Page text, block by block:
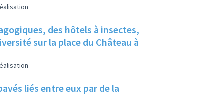
des hôtels à insectes,
sur la place du Château à
liés entre eux par de la